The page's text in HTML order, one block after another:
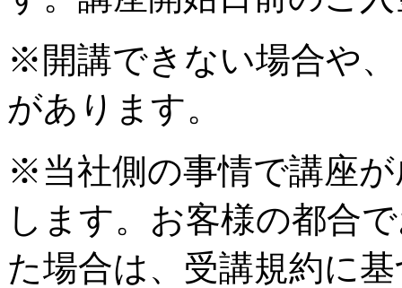
※開講できない場合や
があります。
※当社側の事情で講座
します。お客様の都合
た場合は、受講規約に